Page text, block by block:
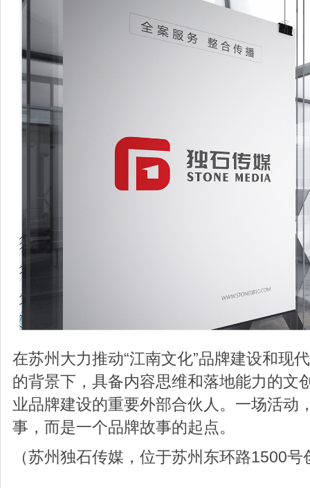
在苏州大力推动“江南文化”品牌建设和现
的背景下，具备内容思维和落地能力的文
业品牌建设的重要外部合伙人。一场活动
事，而是一个品牌故事的起点。
（苏州独石传媒，位于苏州东环路1500号